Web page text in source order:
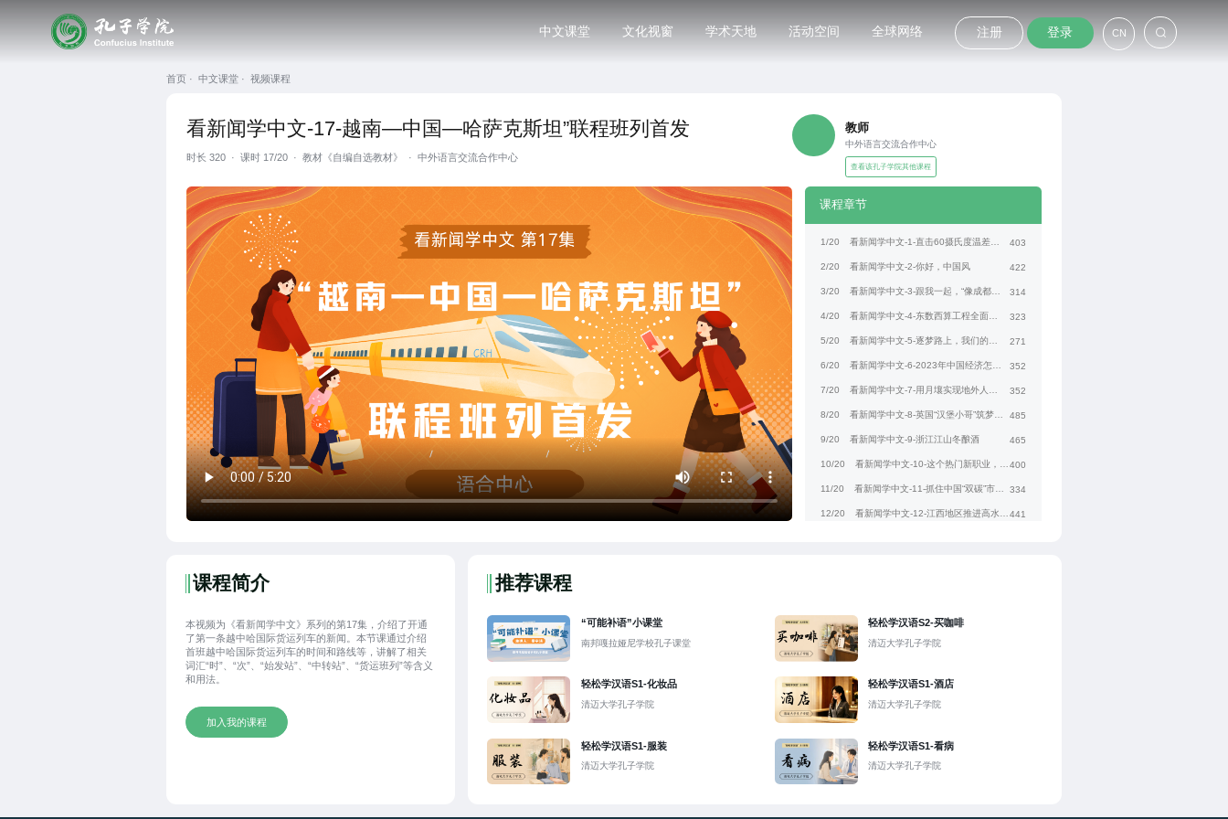
中文课堂 文化视窗 学术天地 活动空间 全球网络 注册 登录 CN
首页 · 中文课堂 · 视频课程
看新闻学中文-17-越南—中国—哈萨克斯坦”联程班列首发
时长320 · 课时 17/20 · 教材《自编自选教材》 · 中外语言交流合作中心
教师
中外语言交流合作中心
查看该孔子学院其他课程
课程章节
1/20 403
2/20 看新闻学中文-2-你好，中国风 422
3/20 314
4/20 323
5/20 271
6/20 352
7/20 352
8/20 485
9/20 看新闻学中文-9-浙江江山冬酿酒 465
10/20 400
11/20 334
12/20 441
17/20
18/20
19/20
20/20 看新闻学中文-20-海南掀起航空运动热
课程简介
本视频为《看新闻学中文》系列的第17集，介绍了开通
了第一条越中哈国际货运列车的新闻。本节课通过介绍
首班越中哈国际货运列车的时间和路线等，讲解了相关
词汇“时”、“次”、“始发站”、“中转站”、“货运班列”等含义
和用法。
加入我的课程
推荐课程
“可能补语”小课堂
南邦嘎拉娅尼学校孔子课堂
轻松学汉语S2-买咖啡
清迈大学孔子学院
轻松学汉语S1-化妆品
清迈大学孔子学院
轻松学汉语S1-酒店
清迈大学孔子学院
轻松学汉语S1-服装
清迈大学孔子学院
轻松学汉语S1-看病
清迈大学孔子学院